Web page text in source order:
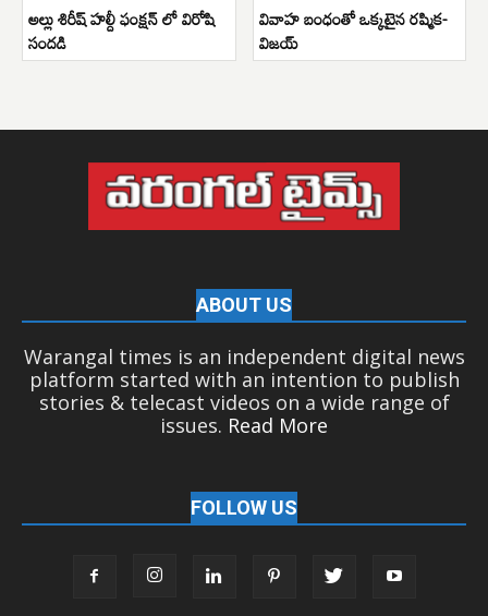
అల్లు శిరీష్ హల్దీ ఫంక్షన్ లో విరోషి
సందడి
వివాహ బంధంతో ఒక్కటైన రష్మిక-
విజయ్
ABOUT US
Warangal times is an independent digital news
platform started with an intention to publish
stories & telecast videos on a wide range of
issues. Read More
FOLLOW US